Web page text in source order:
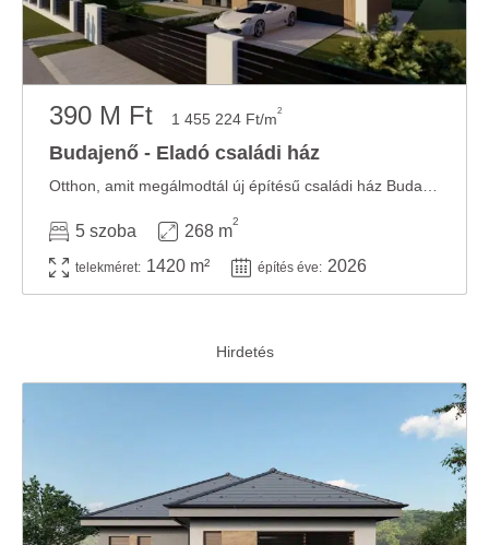
390 M Ft 1 455 224 Ft/m2
Budajenő - Eladó családi ház
5 szoba 268 m
2
telekméret: 1420 m² építés éve: 2026